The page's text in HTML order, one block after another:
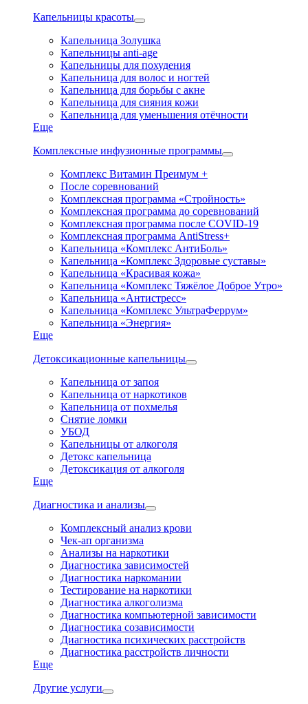
Капельницы красоты
Капельница Золушка
Капельницы anti-age
Капельницы для похудения
Капельница для волос и ногтей
Капельница для борьбы с акне
Капельница для сияния кожи
Капельница для уменьшения отёчности
Еще
Комплексные инфузионные программы
Комплекс Витамин Преимум +
После соревнований
Комплексная программа «Стройность»
Комплексная программа до соревнований
Комплексная программа после COVID-19
Комплексная программа AntiStress+
Капельница «Комплекс АнтиБоль»
Капельница «Комплекс Здоровые суставы»
Капельница «Красивая кожа»
Капельница «Комплекс Тяжёлое Доброе Утро»
Капельница «Антистресс»
Капельница «Комплекс УльтраФеррум»
Капельница «Энергия»
Еще
Детоксикационные капельницы
Капельница от запоя
Капельница от наркотиков
Капельница от похмелья
Снятие ломки
УБОД
Капельницы от алкоголя
Детокс капельница
Детоксикация от алкоголя
Еще
Диагностика и анализы
Комплексный анализ крови
Чек-ап организма
Анализы на наркотики
Диагностика зависимостей
Диагностика наркомании
Тестирование на наркотики
Диагностика алкоголизма
Диагностика компьютерной зависимости
Диагностика созависимости
Диагностика психических расстройств
Диагностика расстройств личности
Еще
Другие услуги